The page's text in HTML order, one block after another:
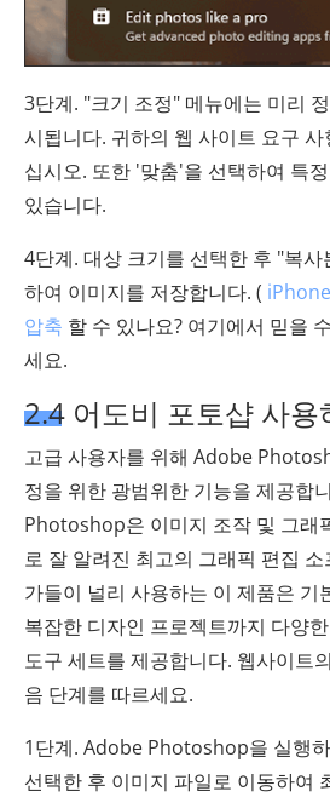
3단계. "크기 조정" 메뉴에는 미리
시됩니다. 귀하의 웹 사이트 요구
십시오. 또한 '맞춤'을 선택하여 특
있습니다.
4단계. 대상 크기를 선택한 후 "복사
하여 이미지를 저장합니다. (
압축 할 수 있나요? 여기에서 믿을
세요.
2.4 어도비 포토샵 사용
고급 사용자를 위해 Adobe
정을 위한 광범위한 기능을 제공합
Photoshop은 이미지 조작 및 그래
로 잘 알려진 최고의 그래픽 편집
가들이 널리 사용하는 이 제품은 기
복잡한 디자인 프로젝트까지 다양
도구 세트를 제공합니다. 웹사이트
음 단계를 따르세요.
1단계. Adobe Photoshop을 실행
선택한 후 이미지 파일로 이동하여